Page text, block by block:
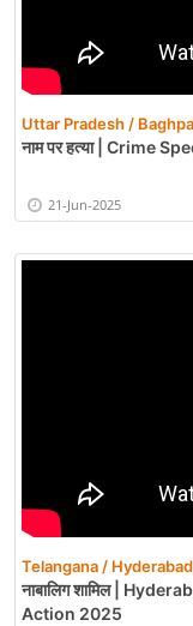
Uttar Pradesh /
नाम पर हत्या | Crime
21-Jun-2025
Telangana /
नाबालिग शामिल |
Action 2025